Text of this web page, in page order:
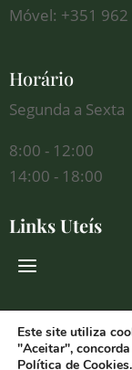
Móvel: +351
Horário
Segunda a Sexta
8:00 - 12:00
14:00 - 18:00
Links Uteís
Redes Sociais
Este site utiliza
"Aceitar",
Política de Cookies.